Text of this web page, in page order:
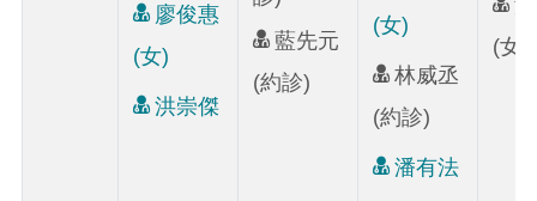
廖俊惠
(女)
洪崇傑
藍先元
(約診)
(女)
林威丞
(約診)
潘有法
(女)